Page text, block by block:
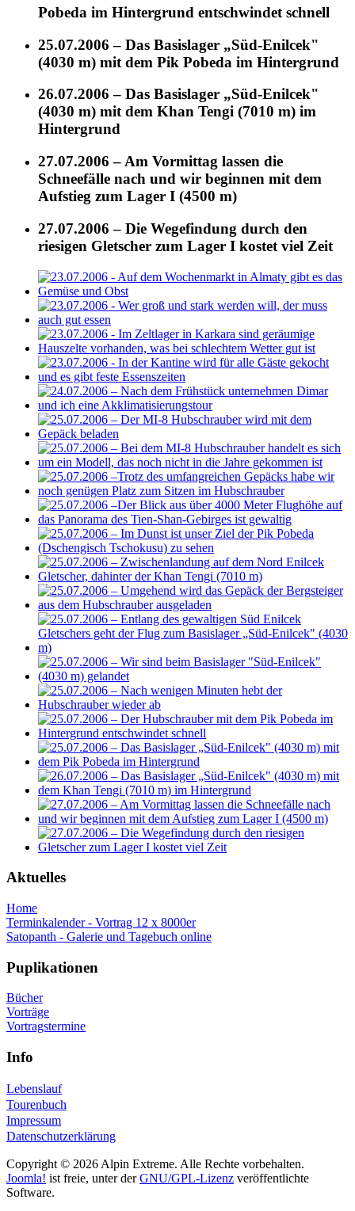
Pobeda im Hintergrund entschwindet schnell
25.07.2006 – Das Basislager „Süd-Enilcek"
(4030 m) mit dem Pik Pobeda im Hintergrund
26.07.2006 – Das Basislager „Süd-Enilcek"
(4030 m) mit dem Khan Tengi (7010 m) im
Hintergrund
27.07.2006 – Am Vormittag lassen die
Schneefälle nach und wir beginnen mit dem
Aufstieg zum Lager I (4500 m)
27.07.2006 – Die Wegefindung durch den
riesigen Gletscher zum Lager I kostet viel Zeit
Aktuelles
Home
Terminkalender - Vortrag 12 x 8000er
Satopanth - Galerie und Tagebuch online
Puplikationen
Bücher
Vorträge
Vortragstermine
Info
Lebenslauf
Tourenbuch
Impressum
Datenschutzerklärung
Copyright © 2026 Alpin Extreme. Alle Rechte vorbehalten.
Joomla! ist freie, unter derGNU/GPL-Lizenz veröffentlichte
Software.